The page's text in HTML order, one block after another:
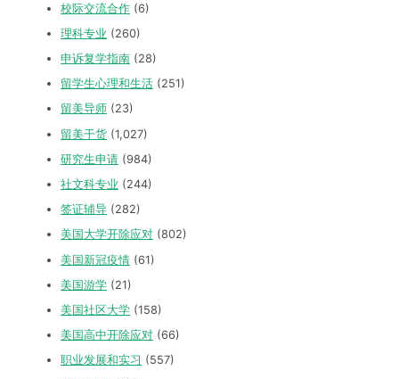
校际交流合作 (6)
理科专业 (260)
申诉复学指南 (28)
留学生心理和生活 (251)
留美导师 (23)
留美干货 (1,027)
研究生申请 (984)
社文科专业 (244)
签证辅导 (282)
美国大学开除应对 (802)
美国新冠疫情 (61)
美国游学 (21)
美国社区大学 (158)
美国高中开除应对 (66)
职业发展和实习 (557)